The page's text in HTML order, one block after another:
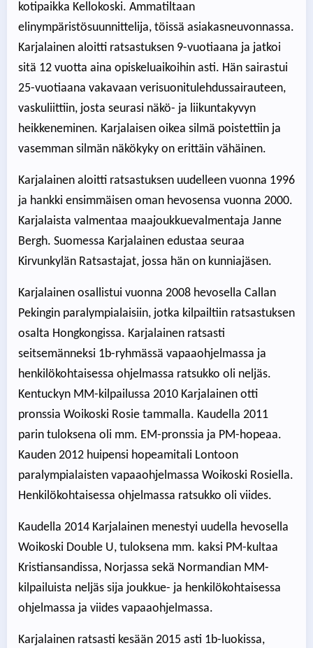
kotipaikka Kellokoski. Ammatiltaan
elinympäristösuunnittelija, töissä asiakasneuvonnassa.
Karjalainen aloitti ratsastuksen 9-vuotiaana ja jatkoi
sitä 12 vuotta aina opiskeluaikoihin asti. Hän sairastui
25-vuotiaana vakavaan verisuonitulehdussairauteen,
vaskuliittiin, josta seurasi näkö- ja liikuntakyvyn
heikkeneminen. Karjalaisen oikea silmä poistettiin ja
vasemman silmän näkökyky on erittäin vähäinen.
Karjalainen aloitti ratsastuksen uudelleen vuonna 1996
ja hankki ensimmäisen oman hevosensa vuonna 2000.
Karjalaista valmentaa maajoukkuevalmentaja Janne
Bergh. Suomessa Karjalainen edustaa seuraa
Kirvunkylän Ratsastajat, jossa hän on kunniajäsen.
Karjalainen osallistui vuonna 2008 hevosella Callan
Pekingin paralympialaisiin, jotka kilpailtiin ratsastuksen
osalta Hongkongissa. Karjalainen ratsasti
seitsemänneksi 1b-ryhmässä vapaaohjelmassa ja
henkilökohtaisessa ohjelmassa ratsukko oli neljäs.
Kentuckyn MM-kilpailussa 2010 Karjalainen otti
pronssia Woikoski Rosie tammalla. Kaudella 2011
parin tuloksena oli mm. EM-pronssia ja PM-hopeaa.
Kauden 2012 huipensi hopeamitali Lontoon
paralympialaisten vapaaohjelmassa Woikoski Rosiella.
Henkilökohtaisessa ohjelmassa ratsukko oli viides.
Kaudella 2014 Karjalainen menestyi uudella hevosella
Woikoski Double U, tuloksena mm. kaksi PM-kultaa
Kristiansandissa, Norjassa sekä Normandian MM-
kilpailuista neljäs sija joukkue- ja henkilökohtaisessa
ohjelmassa ja viides vapaaohjelmassa.
Karjalainen ratsasti kesään 2015 asti 1b-luokissa,